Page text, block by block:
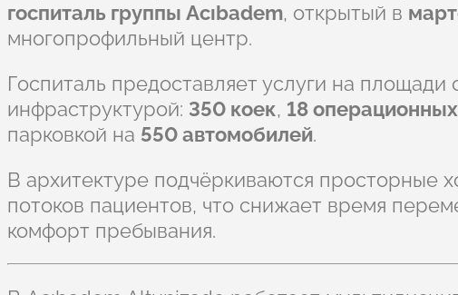
госпиталь группы Acıbadem, открытый в
многопрофильный центр.
Госпиталь предоставляет услуги на площади
инфраструктурой: 350 коек, 18
парковкой на 550 автомобилей.
В архитектуре подчёркиваются просторные
потоков пациентов, что снижает время
комфорт пребывания.